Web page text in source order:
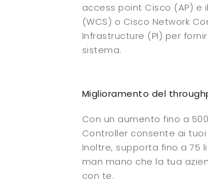
access point Cisco (AP) e
(WCS) o Cisco Network
Infrastructure (PI) per
sistema.
Miglioramento del
Con un aumento fino a
Controller consente ai
Inoltre, supporta fino a 75
man mano che la tua
con te.